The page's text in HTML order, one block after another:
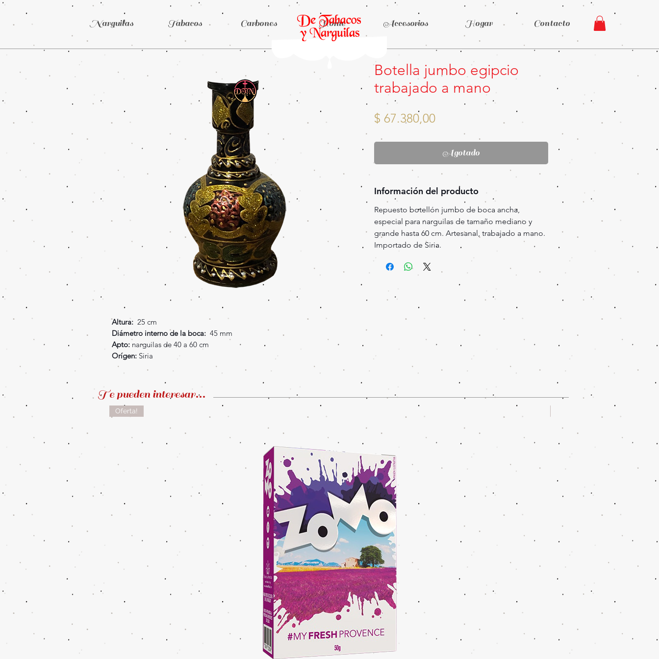
Narguilas Tabacos Carbones Home Accesorios Hogar Contacto
Altura:25 cm
Diámetro interno de la boca:45 mm
Apto:narguilas de 40 a 60 cm
Orígen: Siria
Botella jumbo egipcio
trabajado a mano
$ 67.380,00Precio
Agotado
Información del producto
Repuesto botellón jumbo de boca ancha,
especial para narguilas de tamaño mediano y
grande hasta 60 cm. Artesanal, trabajado a mano.
Importado de Siria.
Oferta!
Te pueden interesar...